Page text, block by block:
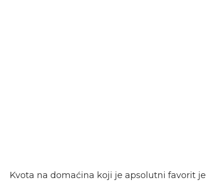
Kvota na domaćina koji je apsolutni favorit je